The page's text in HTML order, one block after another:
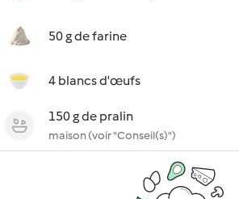
50 g de farine
4 blancs d'œufs
150 g de pralin
maison (voir "Conseil(s)")